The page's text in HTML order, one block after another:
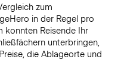
zum
in der Regel pro
konnten Reisende Ihr
unterbringen,
die Ablageorte und